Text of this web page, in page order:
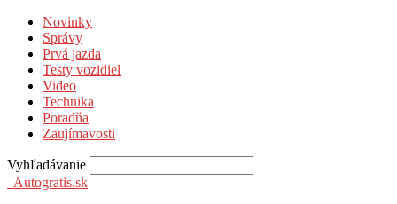
Novinky
Správy
Prvá jazda
Testy vozidiel
Video
Technika
Poradňa
Zaujímavosti
Vyhľadávanie
Autogratis.sk